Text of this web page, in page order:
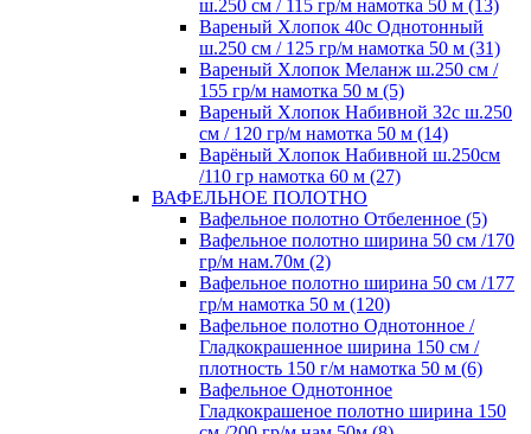
ш.250 см / 115 гр/м намотка 50 м (13)
Вареный Хлопок 40с Однотонный
ш.250 см / 125 гр/м намотка 50 м (31)
Вареный Хлопок Меланж ш.250 см /
155 гр/м намотка 50 м (5)
Вареный Хлопок Набивной 32с ш.250
см / 120 гр/м намотка 50 м (14)
Варёный Хлопок Набивной ш.250см
/110 гр намотка 60 м (27)
ВАФЕЛЬНОЕ ПОЛОТНО
Вафельное полотно Отбеленное (5)
Вафельное полотно ширина 50 см /170
гр/м нам.70м (2)
Вафельное полотно ширина 50 см /177
гр/м намотка 50 м (120)
Вафельное полотно Однотонное /
Гладкокрашенное ширина 150 см /
плотность 150 г/м намотка 50 м (6)
Вафельное Однотонное
Гладкокрашеное полотно ширина 150